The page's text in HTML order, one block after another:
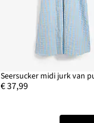
€ 37,99